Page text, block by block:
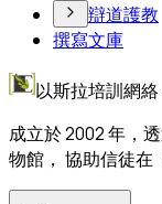
辯道護教
撰寫文庫
以斯拉培訓網絡
成立於 2002 年，
物館， 協助信徒在